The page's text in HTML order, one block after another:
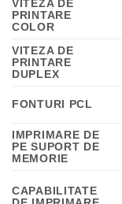
VITEZA DE
PRINTARE
COLOR
VITEZA DE
PRINTARE
DUPLEX
FONTURI PCL
IMPRIMARE DE
PE SUPORT DE
MEMORIE
CAPABILITATE